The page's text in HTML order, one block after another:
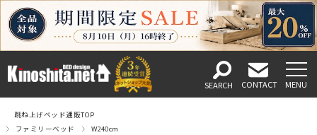
跳ね上げベッド通販TOP
ファミリーベッド
W240cm